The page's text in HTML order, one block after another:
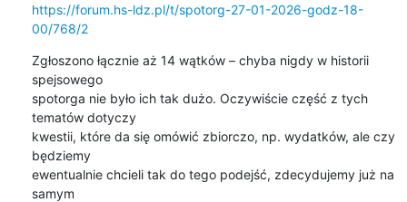
https://forum.hs-ldz.pl/t/spotorg-27-01-2026-godz-18-
00/768/2
Zgłoszono łącznie aż 14 wątków – chyba nigdy w historii
spejsowego
spotorga nie było ich tak dużo. Oczywiście część z tych
tematów dotyczy
kwestii, które da się omówić zbiorczo, np. wydatków, ale czy
będziemy
ewentualnie chcieli tak do tego podejść, zdecydujemy już na
samym